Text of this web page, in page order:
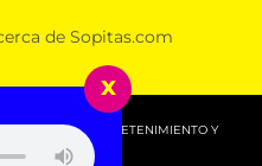
de Sopitas.com
DEPORTES, ENTRETENIMIENTO Y
x